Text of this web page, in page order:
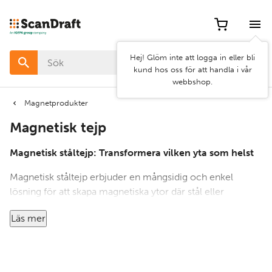
Hej! Glöm inte att logga in eller bli
kund hos oss för att handla i vår
webbshop.
Magnetprodukter
Magnetisk tejp
Magnetisk ståltejp: Transformera vilken yta som helst
Magnetisk ståltejp erbjuder en mångsidig och enkel
lösning för att skapa magnetiska ytor där stål eller
här tejpen fäster lätt på vilken plan yta som helst och
Läs mer
Filter
Artikel
Bredd
Rensa
Använd